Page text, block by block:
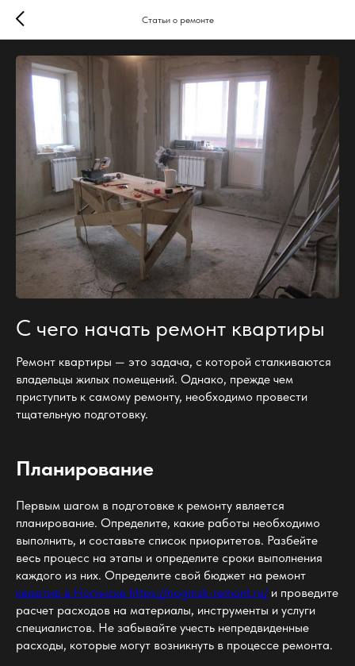
Статьи о ремонте
С чего начать ремонт квартиры
Ремонт квартиры — это задача, с которой сталкиваются
владельцы жилых помещений. Однако, прежде чем
приступить к самому ремонту, необходимо провести
тщательную подготовку.
Планирование
Первым шагом в подготовке к ремонту является
планирование. Определите, какие работы необходимо
выполнить, и составьте список приоритетов. Разбейте
весь процесс на этапы и определите сроки выполнения
каждого из них. Определите свой бюджет на ремонт
квартир в Ногинске https://noginsk-remont.ru/ и проведите
расчет расходов на материалы, инструменты и услуги
специалистов. Не забывайте учесть непредвиденные
расходы, которые могут возникнуть в процессе ремонта.